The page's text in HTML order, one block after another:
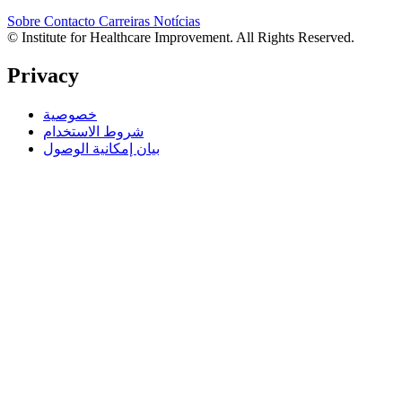
Sobre Contacto Carreiras Notícias
© Institute for Healthcare Improvement. All Rights Reserved.
Privacy
خصوصية
شروط الاستخدام
بيان إمكانية الوصول